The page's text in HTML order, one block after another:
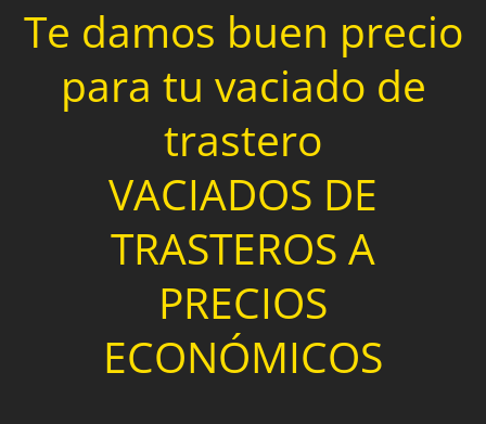
Te damos buen precio
para tu vaciado de
trastero
VACIADOS DE
TRASTEROS A
PRECIOS
ECONÓMICOS